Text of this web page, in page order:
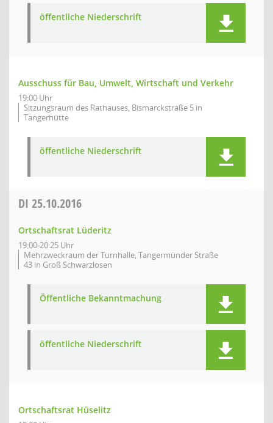
öffentliche Niederschrift
Ausschuss für Bau, Umwelt, Wirtschaft und Verkehr
19:00 Uhr
Sitzungsraum des Rathauses, Bismarckstraße 5 in
Tangerhütte
öffentliche Niederschrift
DI 25.10.2016
Ortschaftsrat Lüderitz
19:00-20:25 Uhr
Mehrzweckraum der Turnhalle, Tangermünder Straße
43 in Groß Schwarzlosen
Öffentliche Bekanntmachung
öffentliche Niederschrift
Ortschaftsrat Hüselitz